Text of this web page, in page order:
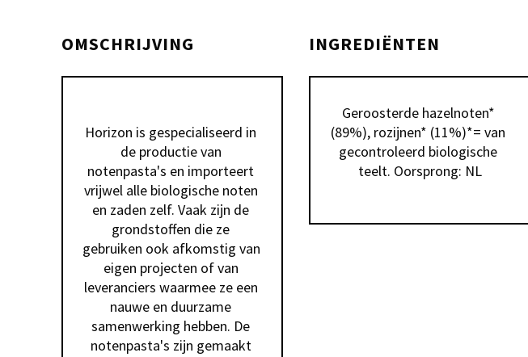
OMSCHRIJVING
Horizon is gespecialiseerd in
de productie van
notenpasta's en importeert
vrijwel alle biologische noten
en zaden zelf. Vaak zijn de
grondstoffen die ze
gebruiken ook afkomstig van
eigen projecten of van
leveranciers waarmee ze een
nauwe en duurzame
samenwerking hebben. De
notenpasta's zijn gemaakt
INGREDIËNTEN
Geroosterde hazelnoten*
(89%), rozijnen* (11%)*= van
gecontroleerd biologische
teelt. Oorsprong: NL